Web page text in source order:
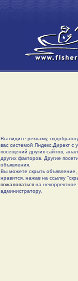
Вы видите рекламу,
вас системой Яндекс.Директ с
посещений других сайтов,
других факторов. Другие
объявления.
Вы можете скрыть объявление,
нравится, нажав на ссылку
пожаловатьсяна некорректное
администратору.